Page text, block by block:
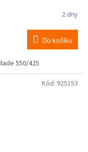
2 dny
Do košíku
550/425
Kód: 925153